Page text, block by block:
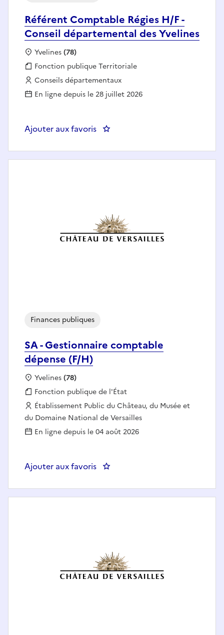
Référent Comptable Régies H/F -
Conseil départemental des Yvelines
Localisation :
Yvelines(78)
Fonction publique :
Fonction publique Territoriale
Employeur :
Conseils départementaux
En ligne depuis le 28 juillet 2026
Ajouter aux favoris : Référent Comptable Régies
SA - Gestionnaire comptable
dépense (F/H)
Finances publiques
Localisation :
Yvelines(78)
Fonction publique :
Fonction publique de l'État
Employeur :
Établissement Public du Château, du Musée et
du Domaine National de Versailles
En ligne depuis le 04 août 2026
Ajouter aux favoris : SA - Gestionnaire comptable